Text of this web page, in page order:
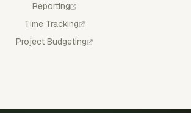
Reporting
Time Tracking
Project Budgeting